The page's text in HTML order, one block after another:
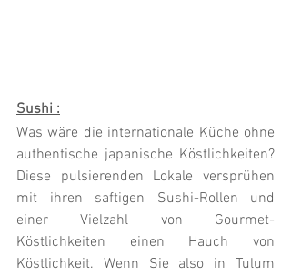
Sushi :
Was wäre die internationale Küche ohne
authentische japanische Köstlichkeiten?
Diese pulsierenden Lokale versprühen
mit ihren saftigen Sushi-Rollen und
einer Vielzahl von Gourmet-
Köstlichkeiten einen Hauch von
Köstlichkeit. Wenn Sie also in Tulum